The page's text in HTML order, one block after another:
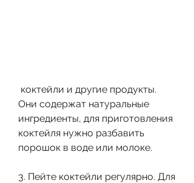
Они содержат натуральные
ингредиенты, для приготовления
коктейля нужно разбавить
порошок в воде или молоке.
3. Пейте коктейли регулярно. Для